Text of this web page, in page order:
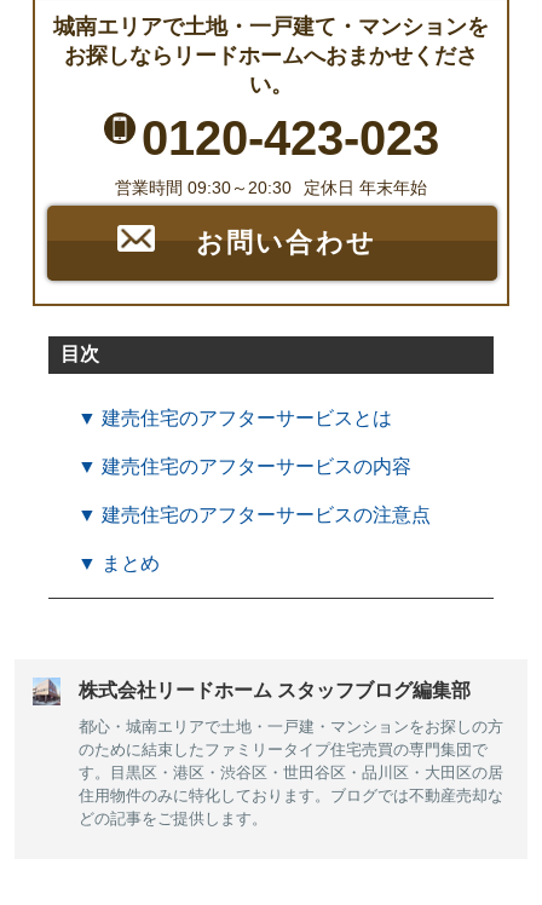
城南エリアで土地・一戸建て・マンションを
お探しならリードホームへおまかせくださ
い。
0120-423-023
営業時間 09:30～20:30 定休日 年末年始
お問い合わせ
目次
▼ 建売住宅のアフターサービスとは
▼ 建売住宅のアフターサービスの内容
▼ 建売住宅のアフターサービスの注意点
▼ まとめ
株式会社リードホーム スタッフブログ編集部
都心・城南エリアで土地・一戸建・マンションをお探しの方
のために結束したファミリータイプ住宅売買の専門集団で
す。目黒区・港区・渋谷区・世田谷区・品川区・大田区の居
住用物件のみに特化しております。ブログでは不動産売却な
どの記事をご提供します。